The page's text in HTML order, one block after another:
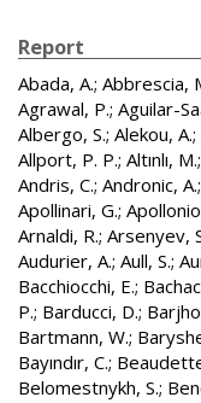
Report
Abada, A.; Abbrescia,
Agrawal, P.; Aguilar-
Albergo, S.; Alekou, A.;
Allport, P. P.; Altınlı, M.;
Andris, C.; Andronic, A.;
Apollinari, G.;
Arnaldi, R.; Arsenyev,
Audurier, A.; Aull, S.;
Bacchiocchi, E.;
P.; Barducci, D.;
Bartmann, W.;
Bayındır, C.;
Belomestnykh, S.;